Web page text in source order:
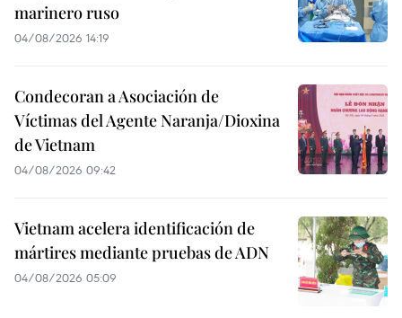
marinero ruso
04/08/2026 14:19
Condecoran a Asociación de
Víctimas del Agente Naranja/Dioxina
de Vietnam
04/08/2026 09:42
Vietnam acelera identificación de
mártires mediante pruebas de ADN
04/08/2026 05:09